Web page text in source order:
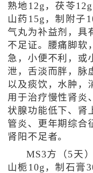
熟地12g，茯苓
山药15g，制附子
气丸为补益剂，具
不足证。腰痛脚软
急，小便不利，或
泄，舌淡而胖，脉
以及痰饮，水肿，
用于治疗慢性肾炎
状腺功能低下、肾
管炎、更年期综合
肾阳不足者。
MS3方（5天
山栀10g，制石膏